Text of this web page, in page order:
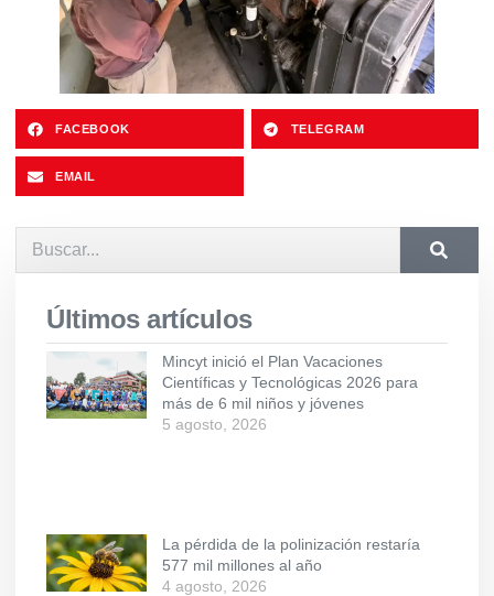
FACEBOOK TELEGRAM
EMAIL
Últimos artículos
Mincyt inició el Plan Vacaciones
Científicas y Tecnológicas 2026 para
más de 6 mil niños y jóvenes
5 agosto, 2026
La pérdida de la polinización restaría
577 mil millones al año
4 agosto, 2026